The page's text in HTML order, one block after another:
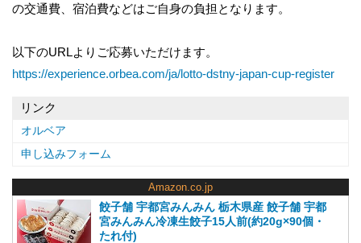
の交通費、宿泊費などはご自身の負担となります。
以下のURLよりご応募いただけます。
https://experience.orbea.com/ja/lotto-dstny-japan-cup-register
リンク
オルベア
申し込みフォーム
Amazon.co.jp
餃子舗 宇都宮みんみん 栃木県産 餃子舗 宇都
宮みんみん冷凍生餃子15人前(約20g×90個・
たれ付)